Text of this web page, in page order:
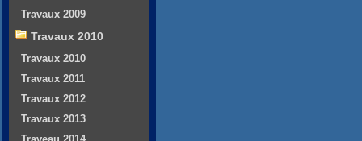
Travaux 2009
Travaux 2010
Travaux 2010
Travaux 2011
Travaux 2012
Travaux 2013